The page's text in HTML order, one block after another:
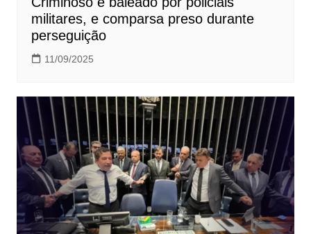
militares, e comparsa preso durante
perseguição
11/09/2025